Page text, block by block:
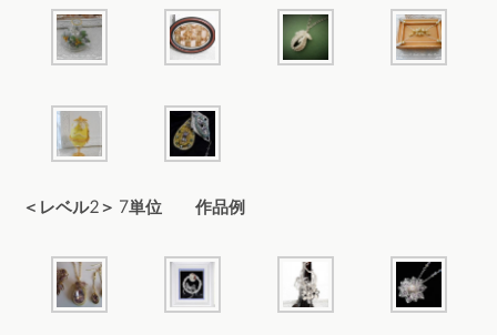
＜レベル2＞ 7単位 作品例